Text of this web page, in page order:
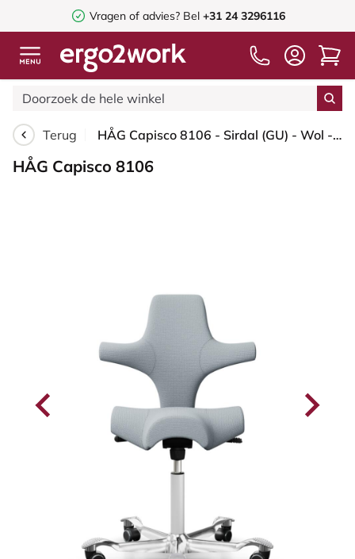
Vragen of advies? Bel +31 24 3296116
Terug HÅG Capisco 8106 - Sirdal (GU) - Wol - SRD120 Light grey - Framekleur - Wit - Gasveer - 150 mm (Zithoogte 40-55cm) - Vloercontact - Harde wielen t.b.v. zachte vloeren - Voetenring - Nee, geen voetenring - Voetster - Ja, voetster in gepolijst aluminium
HÅG Capisco 8106